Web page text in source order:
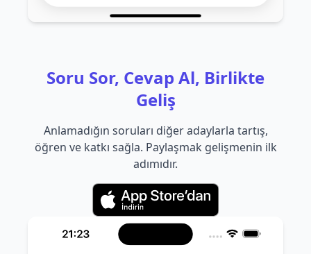
Soru Sor, Cevap Al, Birlikte
Geliş
Anlamadığın soruları diğer adaylarla tartış,
öğren ve katkı sağla. Paylaşmak gelişmenin ilk
adımıdır.